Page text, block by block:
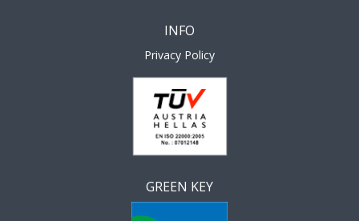
INFO
Privacy Policy
GREEN KEY